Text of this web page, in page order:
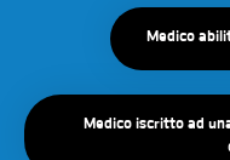
Medico
Medico iscritto ad